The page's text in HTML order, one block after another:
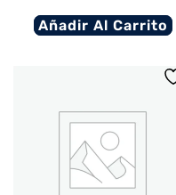
Añadir Al Carrito